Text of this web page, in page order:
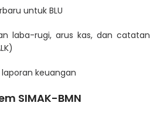
untuk BLU
laba-rugi, arus kas, dan catatan
keuangan
SIMAK-BMN